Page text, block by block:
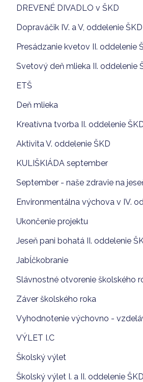
DREVENÉ DIVADLO v ŠKD
Dopraváčik IV. a V, oddelenie ŠKD
Presádzanie kvetov II. oddelenie
Svetový deň mlieka II. oddelenie
ETŠ
Deň mlieka
Kreatívna tvorba II. oddelenie
Aktivita V. oddelenie ŠKD
KULIŠKIÁDA september
September - naše zdravie na
Environmentálna výchova v IV.
Ukončenie projektu
Jeseň pani bohatá II. oddelenie
Jabĺčkobranie
Slávnostné otvorenie školského
Záver školského roka
Vyhodnotenie výchovno -
VÝLET I.C
Školský výlet
Školský výlet I. a II. oddelenie ŠKD